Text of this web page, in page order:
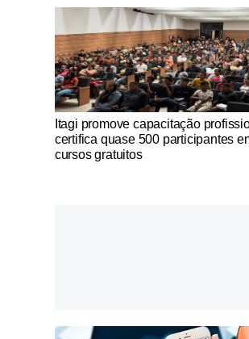
Notícias Católicas
Itagi promove capacitação
certifica quase 500 participantes
cursos gratuitos